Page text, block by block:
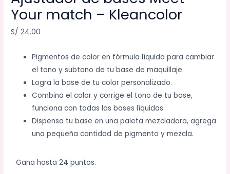
Your match – Kleancolor
S/ 24.00
Pigmentos de color en fórmula líquida para cambiar
el tono y subtono de tu base de maquillaje.
Logra la base de tu color personalizado.
Combina el color y corrige el tono de tu base,
funciona con todas las bases líquidas.
Dispensa tu base en una paleta mezcladora, agrega
una pequeña cantidad de pigmento y mezcla.
Gana hasta 24 puntos.